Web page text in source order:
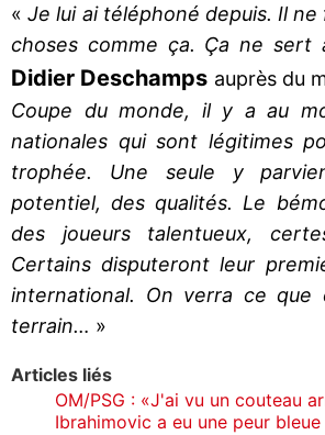
«Je lui ai téléphoné depuis. Il
choses comme ça. Ça ne sert
Didier Deschamps auprès du
Coupe du monde, il y a au
nationales qui sont légitimes
trophée. Une seule y
potentiel, des qualités. Le
des joueurs talentueux,
Certains disputeront leur
international. On verra ce que
terrain… »
Articles liés
OM/PSG : «J'ai vu un couteau
Ibrahimovic a eu une peur